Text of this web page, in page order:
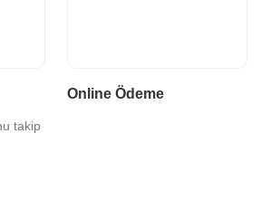
takip
Online Ödeme